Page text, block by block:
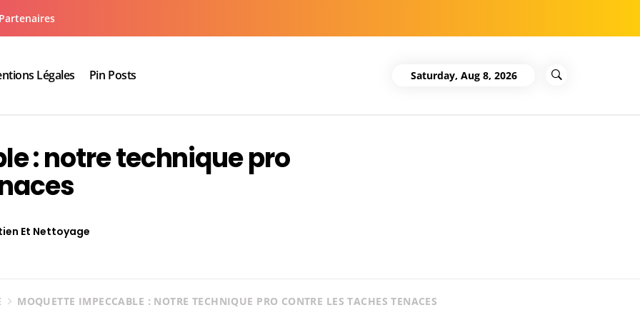
Partenaires
Légales Pin Posts Saturday, Aug 8, 2026
: notre technique pro
Et Nettoyage
MOQUETTE IMPECCABLE : NOTRE TECHNIQUE PRO CONTRE LES TACHES TENACES